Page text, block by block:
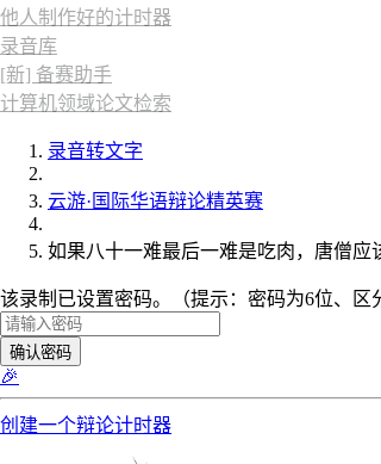
他人制作好的计时器
录音库
[新] 备赛助手
计算机领域论文检索
录音转文字
云游·国际华语辩论精英赛
如果八十一难最后一难是吃肉，唐僧
该录制已设置密码。（提示：密码为6位、区
确认密码
🎉
创建一个辩论计时器